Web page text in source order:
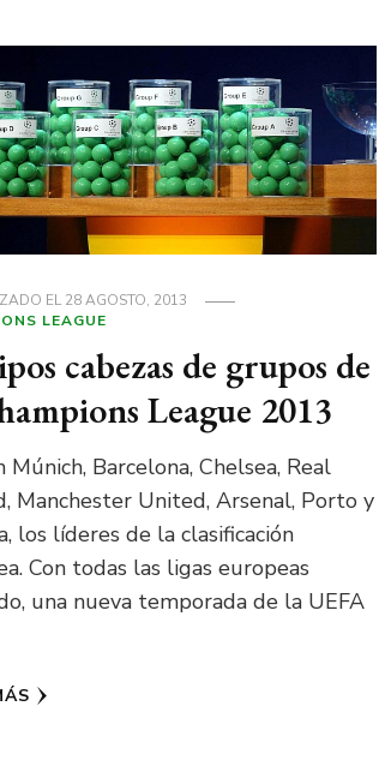
EL28 AGOSTO, 2013
LEAGUE
cabezas de grupos de
League 2013
Múnich, Barcelona, Chelsea, Real
Manchester United, Arsenal, Porto y
los líderes de la clasificación
Con todas las ligas europeas
una nueva temporada de la UEFA